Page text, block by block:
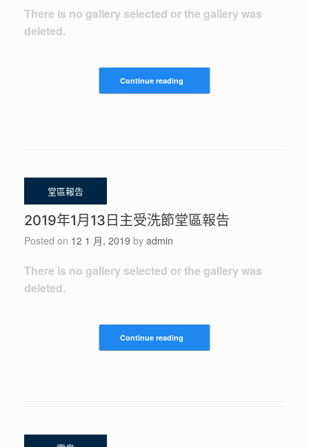
There is no gallery selected or the gallery was
deleted.
Continue reading
2019年1月13日主受洗節堂區報告
Posted on 12 1 月, 2019 by admin
There is no gallery selected or the gallery was
deleted.
Continue reading